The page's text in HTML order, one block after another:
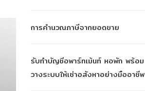
การคำนวณภาษีจากยอดขาย
รับทำบัญชีอพาร์ทเม้นท์ หอพัก พร้อม
วางระบบให้เช่าอสังหาอย่างมืออาชีพ